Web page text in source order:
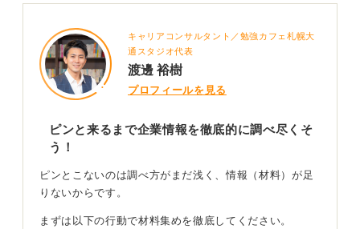
キャリアコンサルタント／勉強カフェ札幌大
通スタジオ代表
渡邊 裕樹
プロフィールを見る
ピンと来るまで企業情報を徹底的に調べ尽くそ
う！
ピンとこないのは調べ方がまだ浅く、情報（材料）が足
りないからです。
まずは以下の行動で材料集めを徹底してください。